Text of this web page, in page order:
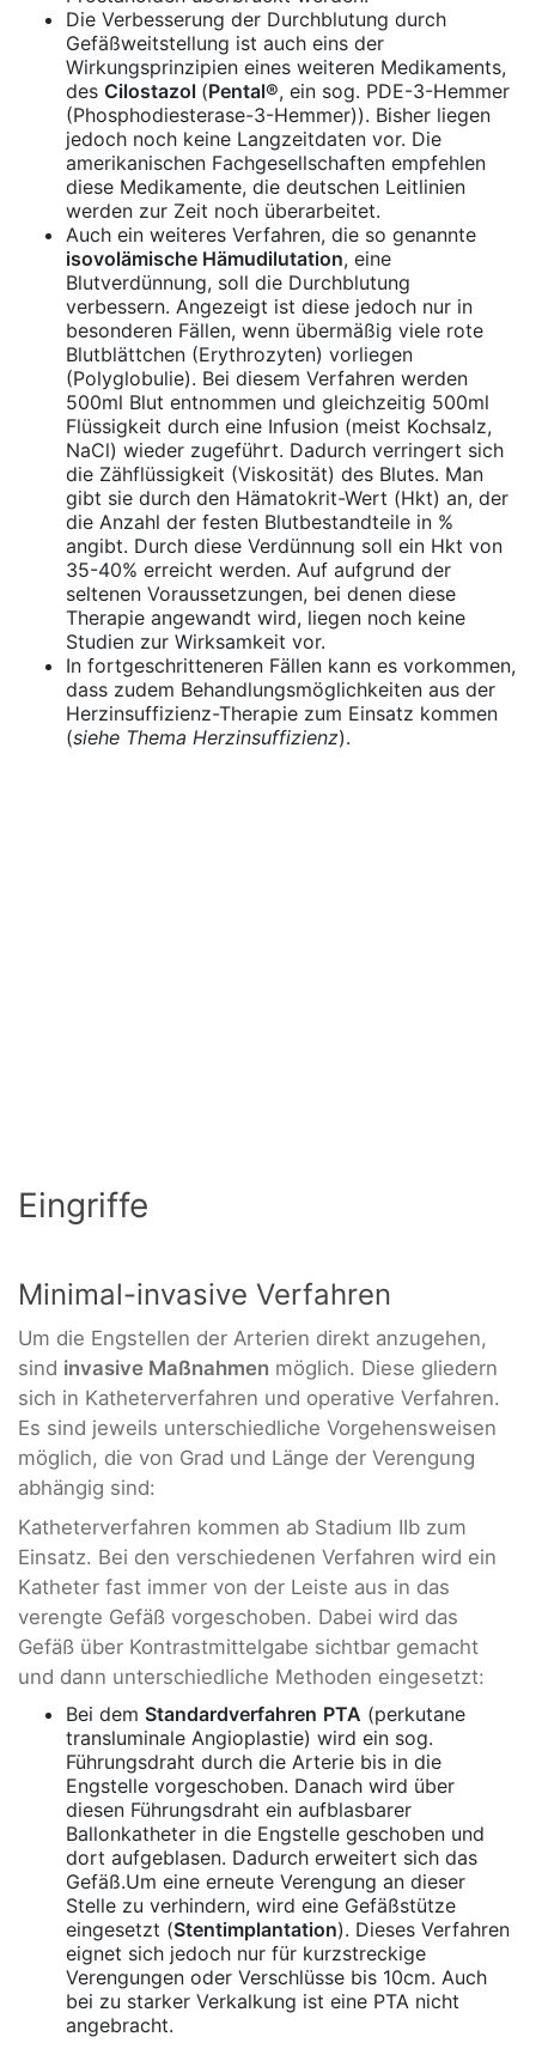
Die Verbesserung der Durchblutung durch
Gefäßweitstellung ist auch eins der
Wirkungsprinzipien eines weiteren Medikaments,
des Cilostazol (Pental®, ein sog. PDE-3-Hemmer
(Phosphodiesterase-3-Hemmer)). Bisher liegen
jedoch noch keine Langzeitdaten vor. Die
amerikanischen Fachgesellschaften empfehlen
diese Medikamente, die deutschen Leitlinien
werden zur Zeit noch überarbeitet.
Auch ein weiteres Verfahren, die so genannte
isovolämische Hämudilutation, eine
Blutverdünnung, soll die Durchblutung
verbessern. Angezeigt ist diese jedoch nur in
besonderen Fällen, wenn übermäßig viele rote
Blutblättchen (Erythrozyten) vorliegen
(Polyglobulie). Bei diesem Verfahren werden
500ml Blut entnommen und gleichzeitig 500ml
Flüssigkeit durch eine Infusion (meist Kochsalz,
NaCl) wieder zugeführt. Dadurch verringert sich
die Zähflüssigkeit (Viskosität) des Blutes. Man
gibt sie durch den Hämatokrit-Wert (Hkt) an, der
die Anzahl der festen Blutbestandteile in %
angibt. Durch diese Verdünnung soll ein Hkt von
35-40% erreicht werden. Auf aufgrund der
seltenen Voraussetzungen, bei denen diese
Therapie angewandt wird, liegen noch keine
Studien zur Wirksamkeit vor.
In fortgeschritteneren Fällen kann es vorkommen,
dass zudem Behandlungsmöglichkeiten aus der
Herzinsuffizienz-Therapie zum Einsatz kommen
(siehe Thema Herzinsuffizienz).
Eingriffe
Minimal-invasive Verfahren
Um die Engstellen der Arterien direkt anzugehen,
sind invasive Maßnahmen möglich. Diese gliedern
sich in Katheterverfahren und operative Verfahren.
Es sind jeweils unterschiedliche Vorgehensweisen
möglich, die von Grad und Länge der Verengung
abhängig sind:
Katheterverfahren kommen ab Stadium IIb zum
Einsatz. Bei den verschiedenen Verfahren wird ein
Katheter fast immer von der Leiste aus in das
verengte Gefäß vorgeschoben. Dabei wird das
Gefäß über Kontrastmittelgabe sichtbar gemacht
und dann unterschiedliche Methoden eingesetzt:
Bei dem Standardverfahren PTA (perkutane
transluminale Angioplastie) wird ein sog.
Führungsdraht durch die Arterie bis in die
Engstelle vorgeschoben. Danach wird über
diesen Führungsdraht ein aufblasbarer
Ballonkatheter in die Engstelle geschoben und
dort aufgeblasen. Dadurch erweitert sich das
Gefäß.Um eine erneute Verengung an dieser
Stelle zu verhindern, wird eine Gefäßstütze
eingesetzt (Stentimplantation). Dieses Verfahren
eignet sich jedoch nur für kurzstreckige
Verengungen oder Verschlüsse bis 10cm. Auch
bei zu starker Verkalkung ist eine PTA nicht
angebracht.